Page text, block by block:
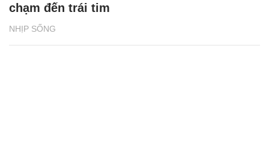
NHỊP SỐNG
chạm đến trái tim